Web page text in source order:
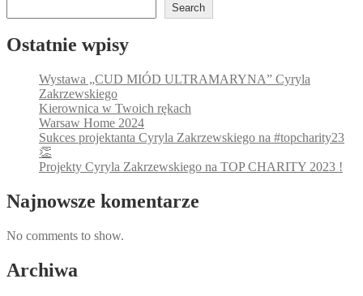
Search
Ostatnie wpisy
Wystawa „CUD MIÓD ULTRAMARYNA” Cyryla
Zakrzewskiego
Kierownica w Twoich rękach
Warsaw Home 2024
Sukces projektanta Cyryla Zakrzewskiego na #topcharity23
👏
Projekty Cyryla Zakrzewskiego na TOP CHARITY 2023 !
Najnowsze komentarze
No comments to show.
Archiwa